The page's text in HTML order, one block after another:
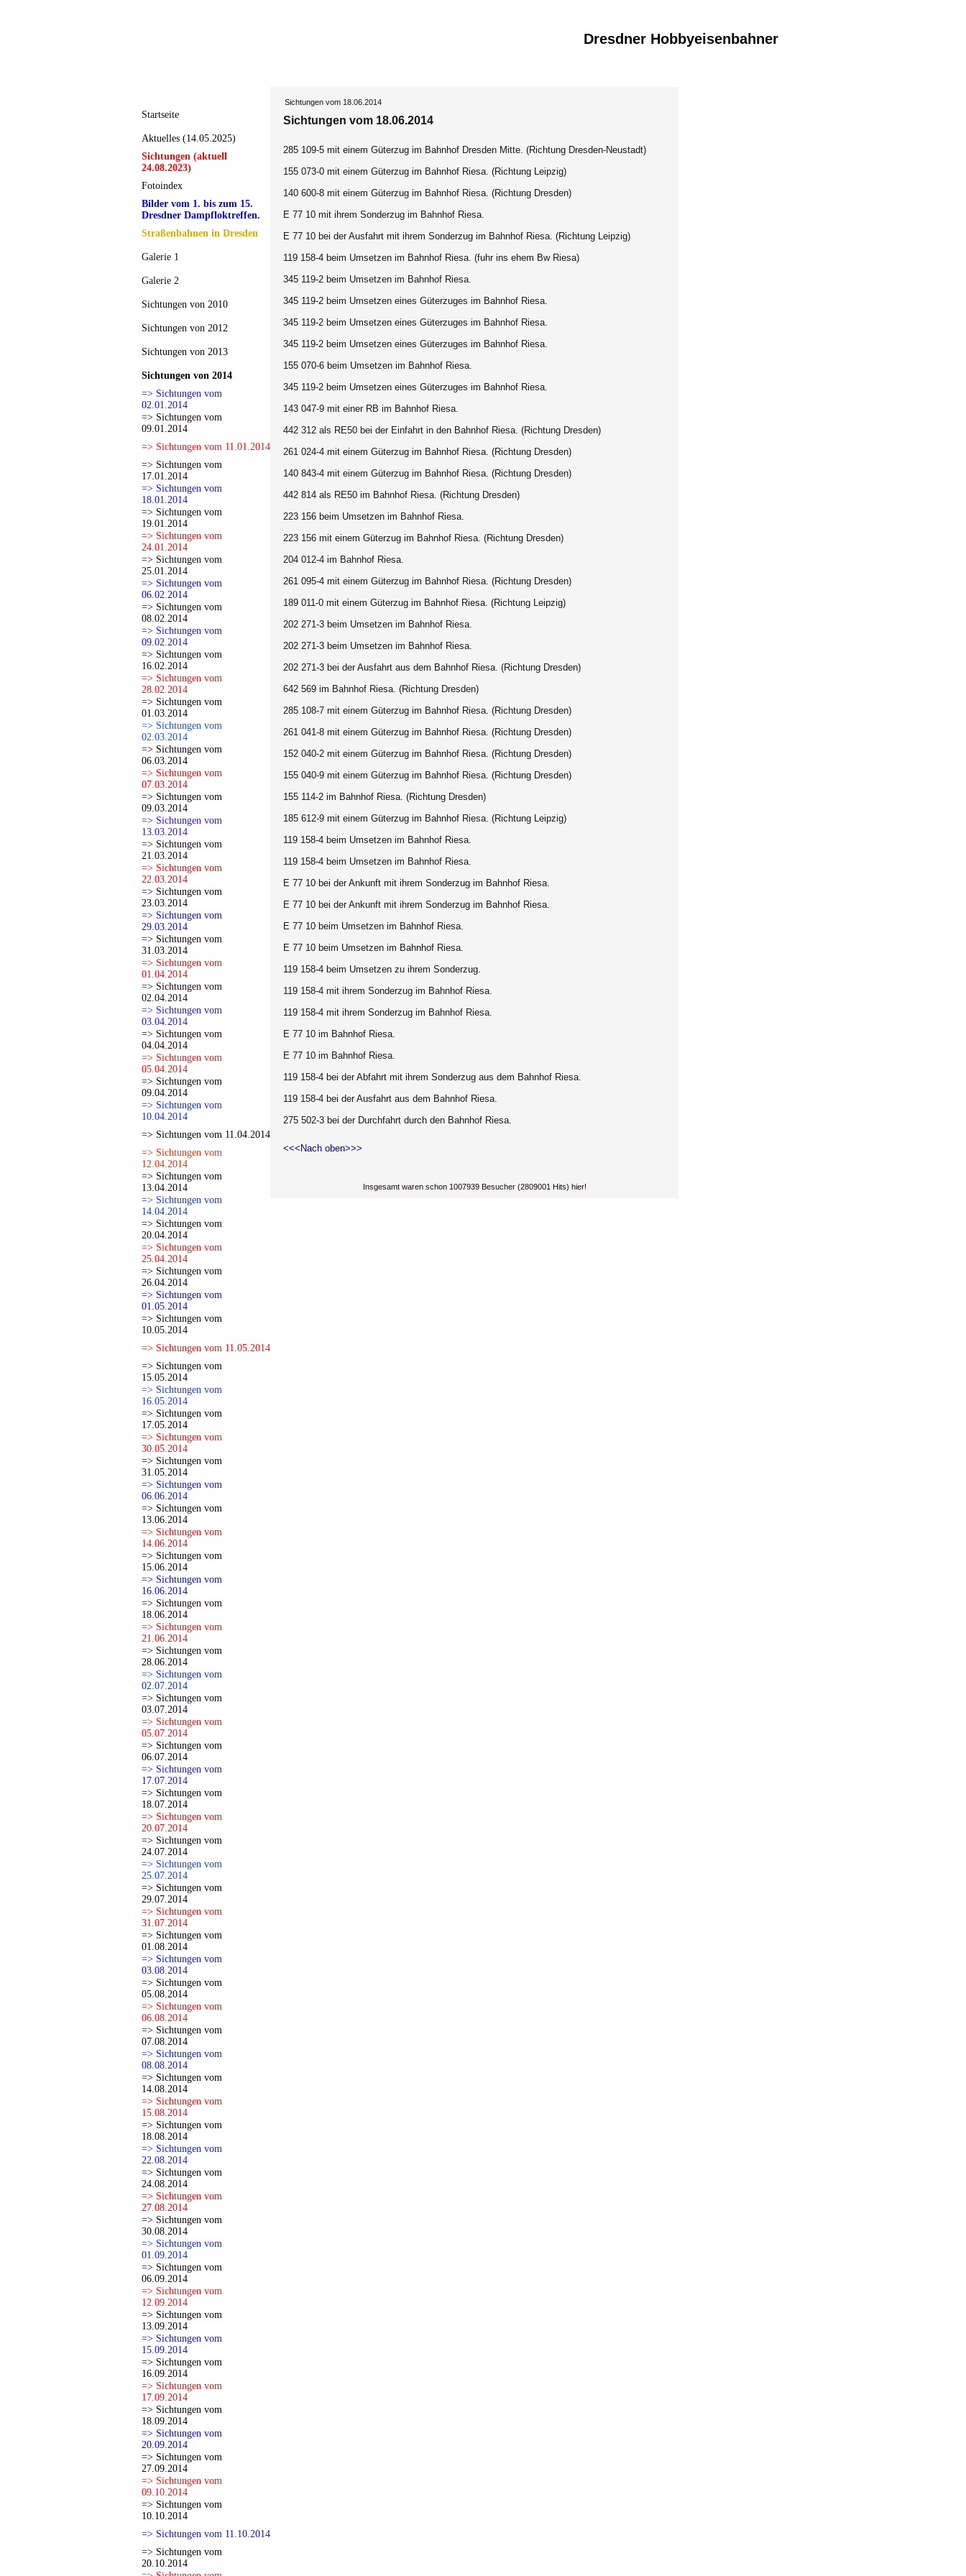
Dresdner Hobbyeisenbahner
Startseite
Aktuelles (14.05.2025)
Sichtungen (aktuell
24.08.2023)
Fotoindex
Bilder vom 1. bis zum 15.
Dresdner Dampfloktreffen.
Straßenbahnen in Dresden
Galerie 1
Galerie 2
Sichtungen von 2010
Sichtungen von 2012
Sichtungen von 2013
Sichtungen von 2014
=> Sichtungen vom
02.01.2014
=> Sichtungen vom
09.01.2014
=> Sichtungen vom 11.01.2014
=> Sichtungen vom
17.01.2014
=> Sichtungen vom
18.01.2014
=> Sichtungen vom
19.01.2014
=> Sichtungen vom
24.01.2014
=> Sichtungen vom
25.01.2014
=> Sichtungen vom
06.02.2014
=> Sichtungen vom
08.02.2014
=> Sichtungen vom
09.02.2014
=> Sichtungen vom
16.02.2014
=> Sichtungen vom
28.02.2014
=> Sichtungen vom
01.03.2014
=> Sichtungen vom
02.03.2014
=> Sichtungen vom
06.03.2014
=> Sichtungen vom
07.03.2014
=> Sichtungen vom
09.03.2014
=> Sichtungen vom
13.03.2014
=> Sichtungen vom
21.03.2014
=> Sichtungen vom
22.03.2014
=> Sichtungen vom
23.03.2014
=> Sichtungen vom
29.03.2014
=> Sichtungen vom
31.03.2014
=> Sichtungen vom
01.04.2014
=> Sichtungen vom
02.04.2014
=> Sichtungen vom
03.04.2014
=> Sichtungen vom
04.04.2014
=> Sichtungen vom
05.04.2014
=> Sichtungen vom
09.04.2014
=> Sichtungen vom
10.04.2014
=> Sichtungen vom 11.04.2014
=> Sichtungen vom
12.04.2014
=> Sichtungen vom
13.04.2014
=> Sichtungen vom
14.04.2014
=> Sichtungen vom
20.04.2014
=> Sichtungen vom
25.04.2014
=> Sichtungen vom
26.04.2014
=> Sichtungen vom
01.05.2014
=> Sichtungen vom
10.05.2014
=> Sichtungen vom 11.05.2014
=> Sichtungen vom
15.05.2014
=> Sichtungen vom
16.05.2014
=> Sichtungen vom
17.05.2014
=> Sichtungen vom
30.05.2014
=> Sichtungen vom
31.05.2014
=> Sichtungen vom
06.06.2014
=> Sichtungen vom
13.06.2014
=> Sichtungen vom
14.06.2014
=> Sichtungen vom
15.06.2014
=> Sichtungen vom
16.06.2014
=> Sichtungen vom
18.06.2014
=> Sichtungen vom
21.06.2014
=> Sichtungen vom
28.06.2014
=> Sichtungen vom
02.07.2014
=> Sichtungen vom
03.07.2014
=> Sichtungen vom
05.07.2014
=> Sichtungen vom
06.07.2014
=> Sichtungen vom
17.07.2014
=> Sichtungen vom
18.07.2014
=> Sichtungen vom
20.07.2014
=> Sichtungen vom
24.07.2014
=> Sichtungen vom
25.07.2014
=> Sichtungen vom
29.07.2014
=> Sichtungen vom
31.07.2014
=> Sichtungen vom
01.08.2014
=> Sichtungen vom
03.08.2014
=> Sichtungen vom
05.08.2014
=> Sichtungen vom
06.08.2014
=> Sichtungen vom
07.08.2014
=> Sichtungen vom
08.08.2014
=> Sichtungen vom
14.08.2014
=> Sichtungen vom
15.08.2014
=> Sichtungen vom
18.08.2014
=> Sichtungen vom
22.08.2014
=> Sichtungen vom
24.08.2014
=> Sichtungen vom
27.08.2014
=> Sichtungen vom
30.08.2014
=> Sichtungen vom
01.09.2014
=> Sichtungen vom
06.09.2014
=> Sichtungen vom
12.09.2014
=> Sichtungen vom
13.09.2014
=> Sichtungen vom
15.09.2014
=> Sichtungen vom
16.09.2014
=> Sichtungen vom
17.09.2014
=> Sichtungen vom
18.09.2014
=> Sichtungen vom
20.09.2014
=> Sichtungen vom
27.09.2014
=> Sichtungen vom
09.10.2014
=> Sichtungen vom
10.10.2014
=> Sichtungen vom 11.10.2014
=> Sichtungen vom
20.10.2014
Sichtungen vom 18.06.2014
Sichtungen vom 18.06.2014
285 109-5 mit einem Güterzug im Bahnhof Dresden Mitte. (Richtung Dresden-Neustadt)
155 073-0 mit einem Güterzug im Bahnhof Riesa. (Richtung Leipzig)
140 600-8 mit einem Güterzug im Bahnhof Riesa. (Richtung Dresden)
E 77 10 mit ihrem Sonderzug im Bahnhof Riesa.
E 77 10 bei der Ausfahrt mit ihrem Sonderzug im Bahnhof Riesa. (Richtung Leipzig)
119 158-4 beim Umsetzen im Bahnhof Riesa. (fuhr ins ehem Bw Riesa)
345 119-2 beim Umsetzen im Bahnhof Riesa.
345 119-2 beim Umsetzen eines Güterzuges im Bahnhof Riesa.
345 119-2 beim Umsetzen eines Güterzuges im Bahnhof Riesa.
345 119-2 beim Umsetzen eines Güterzuges im Bahnhof Riesa.
155 070-6 beim Umsetzen im Bahnhof Riesa.
345 119-2 beim Umsetzen eines Güterzuges im Bahnhof Riesa.
143 047-9 mit einer RB im Bahnhof Riesa.
442 312 als RE50 bei der Einfahrt in den Bahnhof Riesa. (Richtung Dresden)
261 024-4 mit einem Güterzug im Bahnhof Riesa. (Richtung Dresden)
140 843-4 mit einem Güterzug im Bahnhof Riesa. (Richtung Dresden)
442 814 als RE50 im Bahnhof Riesa. (Richtung Dresden)
223 156 beim Umsetzen im Bahnhof Riesa.
223 156 mit einem Güterzug im Bahnhof Riesa. (Richtung Dresden)
204 012-4 im Bahnhof Riesa.
261 095-4 mit einem Güterzug im Bahnhof Riesa. (Richtung Dresden)
189 011-0 mit einem Güterzug im Bahnhof Riesa. (Richtung Leipzig)
202 271-3 beim Umsetzen im Bahnhof Riesa.
202 271-3 beim Umsetzen im Bahnhof Riesa.
202 271-3 bei der Ausfahrt aus dem Bahnhof Riesa. (Richtung Dresden)
642 569 im Bahnhof Riesa. (Richtung Dresden)
285 108-7 mit einem Güterzug im Bahnhof Riesa. (Richtung Dresden)
261 041-8 mit einem Güterzug im Bahnhof Riesa. (Richtung Dresden)
152 040-2 mit einem Güterzug im Bahnhof Riesa. (Richtung Dresden)
155 040-9 mit einem Güterzug im Bahnhof Riesa. (Richtung Dresden)
155 114-2 im Bahnhof Riesa. (Richtung Dresden)
185 612-9 mit einem Güterzug im Bahnhof Riesa. (Richtung Leipzig)
119 158-4 beim Umsetzen im Bahnhof Riesa.
119 158-4 beim Umsetzen im Bahnhof Riesa.
E 77 10 bei der Ankunft mit ihrem Sonderzug im Bahnhof Riesa.
E 77 10 bei der Ankunft mit ihrem Sonderzug im Bahnhof Riesa.
E 77 10 beim Umsetzen im Bahnhof Riesa.
E 77 10 beim Umsetzen im Bahnhof Riesa.
119 158-4 beim Umsetzen zu ihrem Sonderzug.
119 158-4 mit ihrem Sonderzug im Bahnhof Riesa.
119 158-4 mit ihrem Sonderzug im Bahnhof Riesa.
E 77 10 im Bahnhof Riesa.
E 77 10 im Bahnhof Riesa.
119 158-4 bei der Abfahrt mit ihrem Sonderzug aus dem Bahnhof Riesa.
119 158-4 bei der Ausfahrt aus dem Bahnhof Riesa.
275 502-3 bei der Durchfahrt durch den Bahnhof Riesa.
<<<Nach oben>>>
Insgesamt waren schon 1007939 Besucher (2809001 Hits) hier!